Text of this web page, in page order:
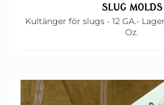
SLUG MOLDS
Kultänger för slugs - 12 GA.-
Oz.